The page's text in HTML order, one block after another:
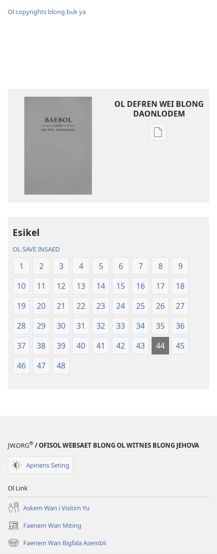
Ol copyrights blong buk ya
OL DEFREN WEI BLONG
DAONLODEM
Ol
Niu
Wol
Translesen
Esikel
OL SAVE INSAED
1 2 3 4 5 6 7 8
9
10
11 12 13 14 15 16 17
18
19
20 21 22 23 24 25 26
27
28
29 30 31 32 33 34 35
36
37
38 39 40 41 42 43 44
45
46
47 48
JW.ORG® / OFISOL WEBSAET BLONG OL WITNES BLONG JEHOVA
Apiriens Seting
Ol Link
Askem Wan i Visitim Yu
Faenem Wan Miting
(openem
wan
niufala
Faenem Wan Bigfala Asembli
(openem